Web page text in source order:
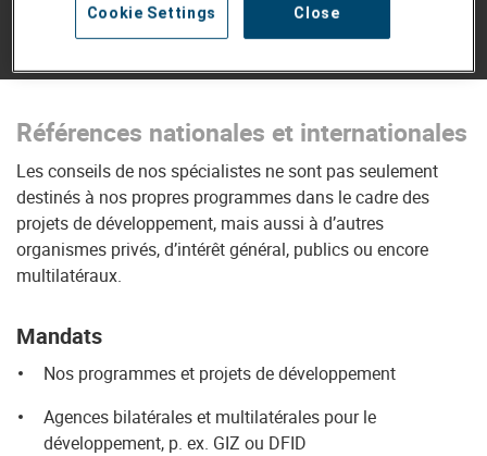
Références nationales et internationales
Les conseils de nos spécialistes ne sont pas seulement
destinés à nos propres programmes dans le cadre des
projets de développement, mais aussi à d’autres
organismes privés, d’intérêt général, publics ou encore
multilatéraux.
Mandats
Nos programmes et projets de développement
Agences bilatérales et multilatérales pour le
développement, p. ex. GIZ ou DFID
Close
Cookie Settings